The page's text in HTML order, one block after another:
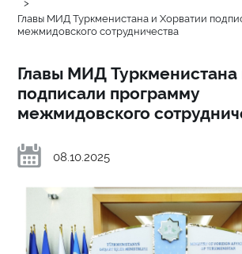
Главы МИД Туркменистана и Хорватии
межмидовского сотрудничества
Главы МИД Туркменистана
подписали программу
межмидовского
08.10.2025